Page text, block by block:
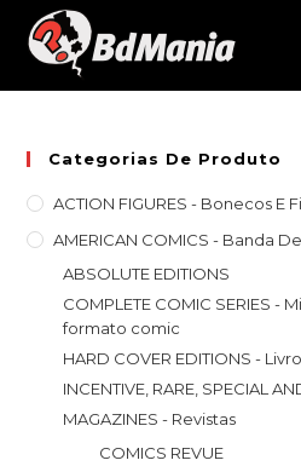
content
Categorias De Produto
ACTION FIGURES - Bonecos E
AMERICAN COMICS - Banda
ABSOLUTE EDITIONS
COMPLETE COMIC SERIES -
formato comic
HARD COVER EDITIONS -
INCENTIVE, RARE, SPECIAL
MAGAZINES - Revistas
COMICS REVUE